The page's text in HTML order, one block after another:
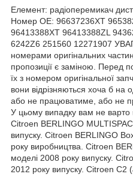
Елемент: радіоперемикач
Номер OE: 96637236XT
96413388XT 96413388ZL
6242Z6 251560 12271907
номерами оригінальних
пропозиції є заміною. Перед
їх з номером оригінальної
вони відрізняються хоча б на
або не працюватиме, або не
У цьому випадку вам не варто
Citroen BERLINGO
випуску. Citroen BERLINGO
року виробництва. Citroen
моделі 2008 року випуску.
2012 року випуску. Citroen C2